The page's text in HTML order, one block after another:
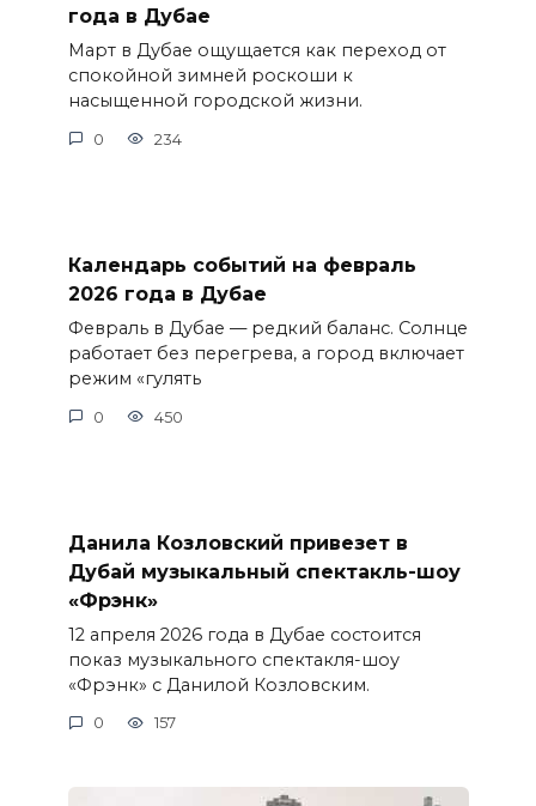
года в Дубае
Март в Дубае ощущается как переход от
спокойной зимней роскоши к
насыщенной городской жизни.
0 234
Календарь событий на февраль
2026 года в Дубае
Февраль в Дубае — редкий баланс. Солнце
работает без перегрева, а город включает
режим «гулять
0 450
Данила Козловский привезет в
Дубай музыкальный спектакль-шоу
«Фрэнк»
12 апреля 2026 года в Дубае состоится
показ музыкального спектакля-шоу
«Фрэнк» с Данилой Козловским.
0 157